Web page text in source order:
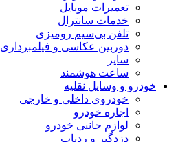
تعمیرات موبایل
خدمات سانترال
تلفن بی‌سیم رومیزی
دوربین عکاسی و فیلمبرداری
سایر
ساعت هوشمند
خودرو و وسایل نقلیه
خودروی داخلی و خارجی
اجاره خودرو
لوازم جانبی خودرو
دزدگیر و ردیاب